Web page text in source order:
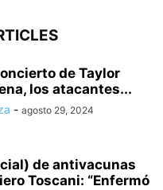
de Taylor
los atacantes...
- agosto 29, 2024
de antivacunas
Toscani: “Enfermó